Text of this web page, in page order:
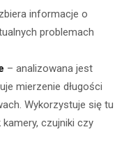
informacje o
problemach
– analizowana jest
mierzenie długości
Wykorzystuje się tu
czujniki czy